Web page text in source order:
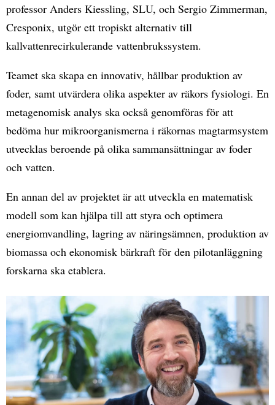
professor Anders Kiessling, SLU, och Sergio Zimmerman,
Cresponix, utgör ett tropiskt alternativ till
kallvattenrecirkulerande vattenbrukssystem.
Teamet ska skapa en innovativ, hållbar produktion av
foder, samt utvärdera olika aspekter av räkors fysiologi. En
metagenomisk analys ska också genomföras för att
bedöma hur mikroorganismerna i räkornas magtarmsystem
utvecklas beroende på olika sammansättningar av foder
och vatten.
En annan del av projektet är att utveckla en matematisk
modell som kan hjälpa till att styra och optimera
energiomvandling, lagring av näringsämnen, produktion av
biomassa och ekonomisk bärkraft för den pilotanläggning
forskarna ska etablera.